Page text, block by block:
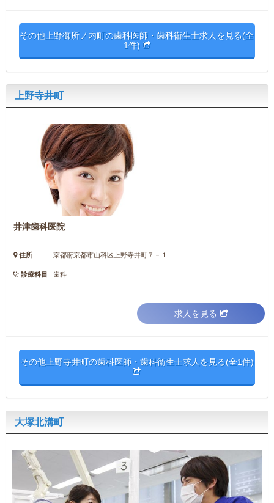
その他上野御所ノ内町の歯科医師・歯科衛生士求人を見る(全
1件)
上野寺井町
井津歯科医院
住所 京都府京都市山科区上野寺井町７－１
診療科目 歯科
求人を見る
その他上野寺井町の歯科医師・歯科衛生士求人を見る(全1件)
大塚北溝町